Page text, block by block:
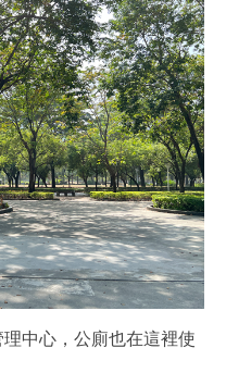
中心，公廁也在這裡使